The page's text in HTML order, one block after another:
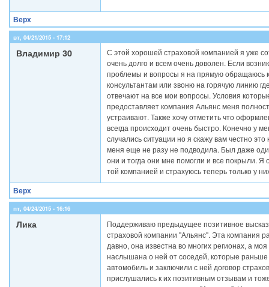
Верх
вт, 04/21/2015 - 17:12
Владимир 30
С этой хорошей страховой компанией я уже
очень долго и всем очень доволен. Если
проблемы и вопросы я на прямую обращаюсь к
консультантам или звоню на горячую линию
отвечают на все мои вопросы. Условия
предоставляет компания Альянс меня
устраивают. Также хочу отметить что
всегда происходит очень быстро. Конечно у
случались ситуации но я скажу вам честно это
меня еще не разу не подводила. Был даже
они и тогда они мне помогли и все покрыли. Я
той компанией и страхуюсь теперь только у
Верх
пт, 04/24/2015 - 16:16
Лика
Поддерживаю предыдущее позитивное
страховой компании "Альянс". Эта компания
давно, она известна во многих регионах, а
наслышана о ней от соседей, которые раньше
автомобиль и заключили с ней договор
прислушались к их позитивным отзывам и